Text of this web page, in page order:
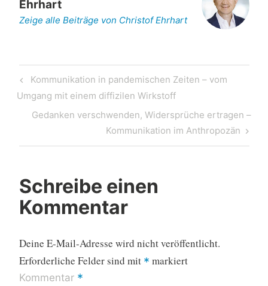
Ehrhart
Zeige alle Beiträge von Christof Ehrhart
Beitragsnavigation
Previous
Post
Kommunikation in pandemischen Zeiten – vom
Umgang mit einem diffizilen Wirkstoff
Next
Gedanken verschwenden, Widersprüche ertragen –
Kommunikation im Anthropozän
Schreibe einen
Kommentar
Deine E-Mail-Adresse wird nicht veröffentlicht.
Erforderliche Felder sind mit * markiert
Kommentar *